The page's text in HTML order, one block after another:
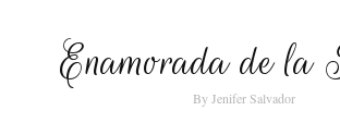
Enamorada de
By Jenifer Salvador